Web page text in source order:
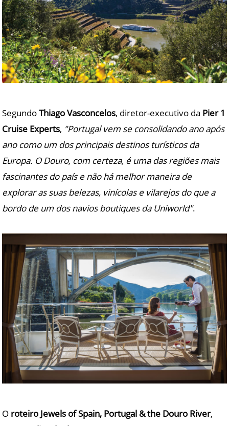
SegundoThiago Vasconcelos, diretor-executivo da Pier 1
Cruise Experts, "Portugal vem se consolidando ano após
ano como um dos principais destinos turísticos da
Europa. O Douro, com certeza, é uma das regiões mais
fascinantes do país e não há melhor maneira de
explorar as suas belezas, vinícolas e vilarejos do que a
bordo de um dos navios boutiques da Uniworld".
O roteiro Jewels of Spain, Portugal & the Douro River,